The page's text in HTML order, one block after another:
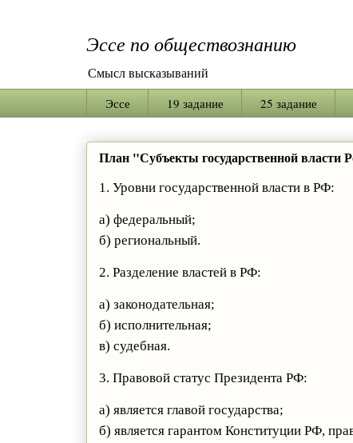
Эссе по обществознанию
Смысл высказываний
Эссе 19 задание 25 задание
План "Субъекты государственной власти
1. Уровни государственной власти в РФ:
а) федеральный;
б) региональный.
2. Разделение властей в РФ:
а) законодательная;
б) исполнительная;
в) судебная.
3. Правовой статус Президента РФ:
а) является главой государства;
б) является гарантом Конституции РФ,